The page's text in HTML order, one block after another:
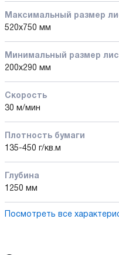
Максимальный размер
520x750 мм
Минимальный размер
200x290 мм
Скорость
30 м/мин
Плотность бумаги
135-450 г/кв.м
Глубина
1250 мм
Посмотреть все